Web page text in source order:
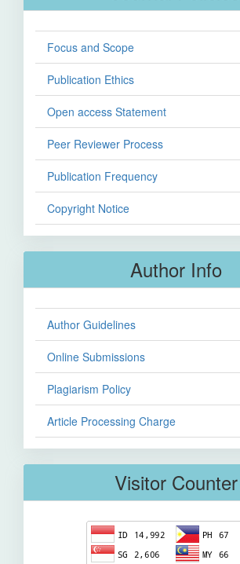
Focus and Scope
Publication Ethics
Open access Statement
Peer Reviewer Process
Publication Frequency
Copyright Notice
Author Info
Author Guidelines
Online Submissions
Plagiarism Policy
Article Processing Charge
Visitor Counter